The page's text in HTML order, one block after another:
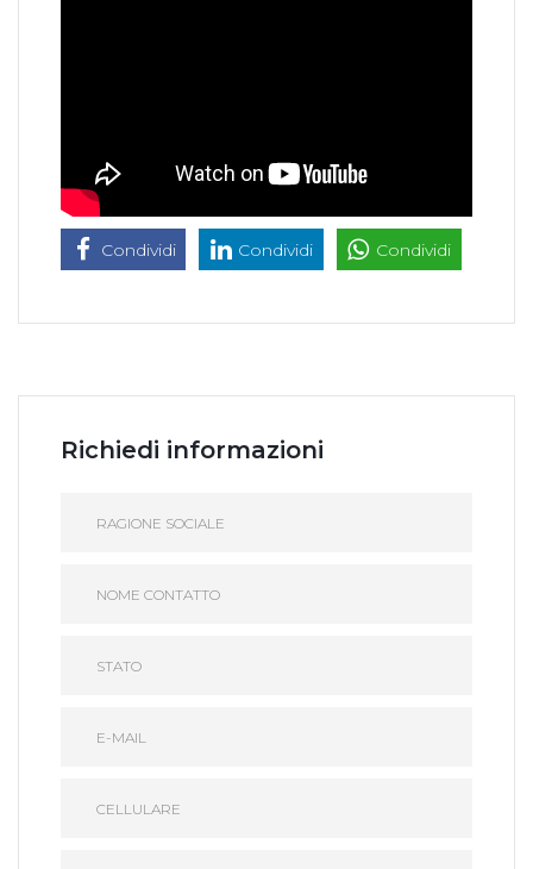
Condividi Condividi Condividi
Richiedi informazioni